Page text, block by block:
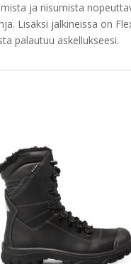
ja riisumista
Lisäksi jalkineissa on
palautuu askellukseesi.